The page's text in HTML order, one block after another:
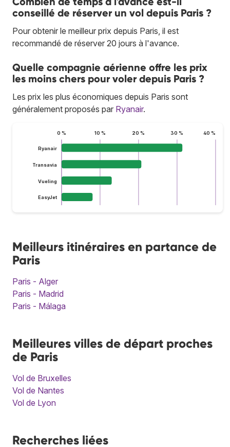
conseillé de réserver un vol depuis Paris ?
Pour obtenir le meilleur prix depuis Paris, il est
recommandé de réserver 20 jours à l'avance.
Quelle compagnie aérienne offre les prix
les moins chers pour voler depuis Paris ?
Les prix les plus économiques depuis Paris sont
généralement proposés par Ryanair.
0 % 10 % 20 % 30 % 40 %
Ryanair
Transavia
Vueling
EasyJet
Meilleurs itinéraires en partance de
Paris
Paris - Alger
Paris - Madrid
Paris - Málaga
Meilleures villes de départ proches
de Paris
Vol de Bruxelles
Vol de Nantes
Vol de Lyon
Recherches liées